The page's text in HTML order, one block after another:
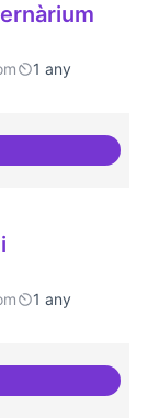
1 any
antena
1 any
definides i